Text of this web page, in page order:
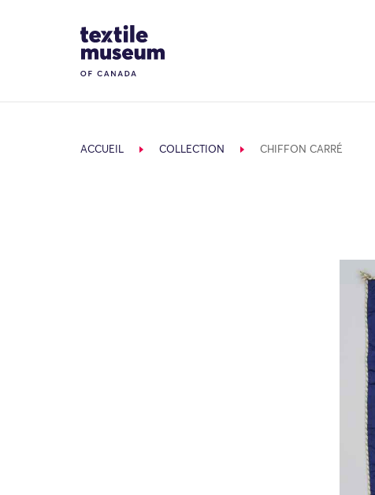
Site Logo
ACCUEIL COLLECTION CHIFFON CARRÉ